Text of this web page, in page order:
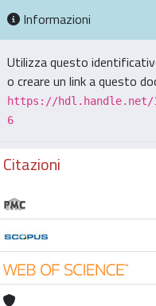
Informazioni
Utilizza questo
o creare un link a questo
https://hdl.handle.net/
6
Citazioni